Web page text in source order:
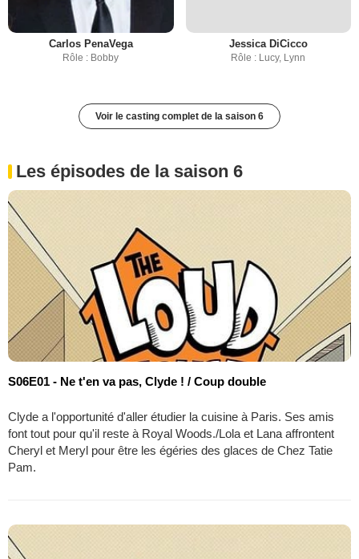
Carlos PenaVega
Rôle : Bobby
Jessica DiCicco
Rôle : Lucy, Lynn
Voir le casting complet de la saison 6
Les épisodes de la saison 6
S06E01 - Ne t'en va pas, Clyde ! / Coup double
Clyde a l'opportunité d'aller étudier la cuisine à Paris. Ses amis
font tout pour qu'il reste à Royal Woods./Lola et Lana affrontent
Cheryl et Meryl pour être les égéries des glaces de Chez Tatie
Pam.